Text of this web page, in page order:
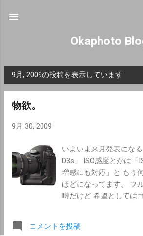
Okaphoto
投
稿
9月, 2009の投稿を表示しています
物欲。
9月 30, 2009
いよいよ来月発表にな
D3s」 ISO感度とかは「
増感にも対応」と もう
ほどになってます。 フ
噂だけど 希望としては
て物欲に駆られて 買う
コメントを投稿